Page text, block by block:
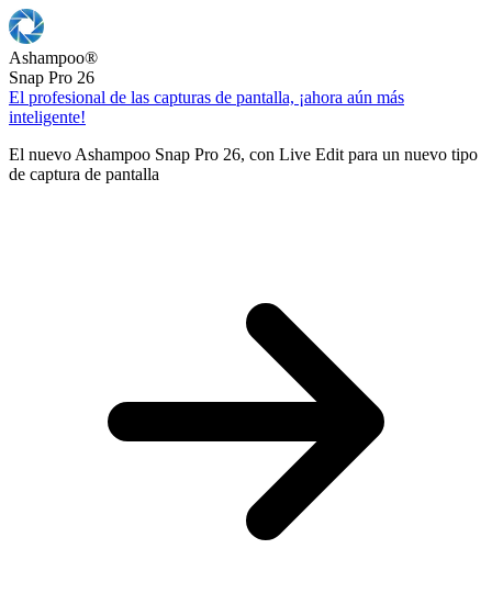
Ashampoo®
Snap Pro 26
El profesional de las capturas de pantalla, ¡ahora aún más
inteligente!
El nuevo Ashampoo Snap Pro 26, con Live Edit para un nuevo tipo
de captura de pantalla